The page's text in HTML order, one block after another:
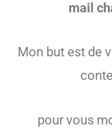
mail
Mon but est de
pour vous